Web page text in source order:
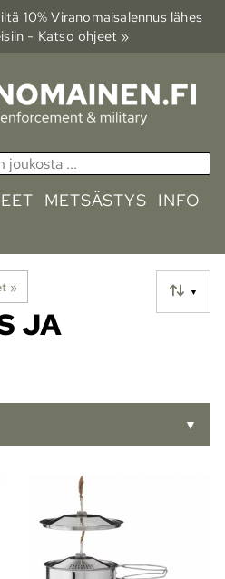
10% Viranomais­alennus lähes
- Katso ohjeet »
METSÄSTYS INFO
‪» ▼
JA
▼